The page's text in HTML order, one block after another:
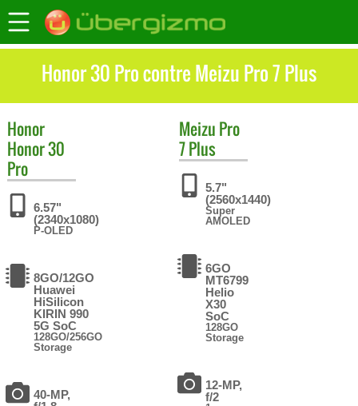
Honor 30 Pro contre Meizu Pro 7 Plus
Honor
Honor 30
Pro
6.57"
(2340x1080)
P-OLED
8GO/12GO
Huawei
HiSilicon
KIRIN 990
5G SoC
128GO/256GO
Storage
40-MP,
Meizu Pro
7 Plus
5.7"
(2560x1440)
Super
AMOLED
6GO
MT6799
Helio
X30
SoC
128GO
Storage
12-MP,
f/2